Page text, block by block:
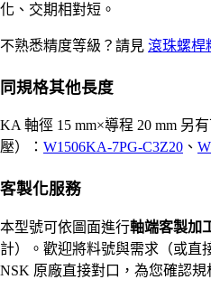
化、交期相對短。
不熟悉精度等級？請見 滾珠螺桿
同規格其他長度
KA 軸徑 15 mm×導程 20 mm 另
壓）： W1506KA-7PG-C3Z20 、
客製化服務
本型號可依圖面進行軸端客製加
計）。歡迎將料號與需求（或直
NSK 原廠直接對口，為您確認規